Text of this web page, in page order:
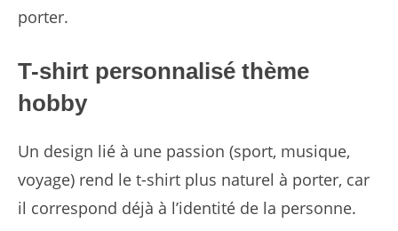
porter.
T-shirt personnalisé thème
hobby
Un design lié à une passion (sport, musique,
voyage) rend le t-shirt plus naturel à porter, car
il correspond déjà à l’identité de la personne.